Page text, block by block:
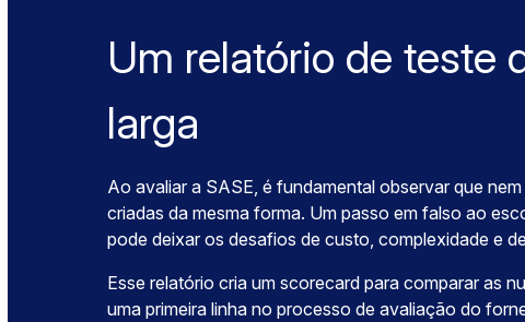
Um relatório de teste
larga
Ao avaliar a SASE, é fundamental observar que
criadas da mesma forma. Um passo em falso ao
pode deixar os desafios de custo, complexidade e
Esse relatório cria um scorecard para comparar as
uma primeira linha no processo de avaliação do